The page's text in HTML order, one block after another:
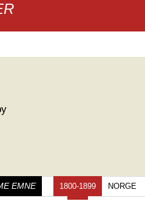
EMNE 1800-1899 NORGE